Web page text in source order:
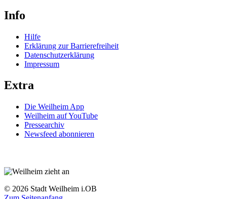
Info
Hilfe
Erklärung zur Barrierefreiheit
Datenschutzerklärung
Impressum
Extra
Die Weilheim App
Weilheim auf YouTube
Pressearchiv
Newsfeed abonnieren
© 2026 Stadt Weilheim i.OB